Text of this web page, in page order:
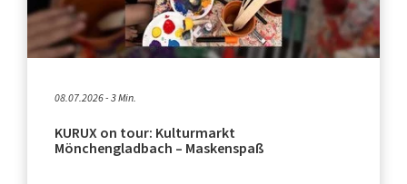
08.07.2026 - 3 Min.
KURUX on tour: Kulturmarkt
Mönchengladbach – Maskenspaß